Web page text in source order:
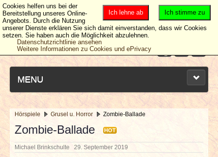
MENU
NEUESTE ARTIKEL
NEWS & DATES
Hörspiele Grusel u. Horror Zombie-Ballade
Zombie-Ballade HOT
Michael Brinkschulte 29. September 2019
Ich stimme zu
Ich lehne ab
Cookies helfen uns bei der
Bereitstellung unseres Online-
Angebots. Durch die Nutzung
unserer Dienste erklären Sie sich damit einverstanden, dass wir Cookies
setzen. Sie haben auch die Möglichkeit abzulehnen.
Datenschutzrichtlinie ansehen
Weitere Informationen zu Cookies und ePrivacy